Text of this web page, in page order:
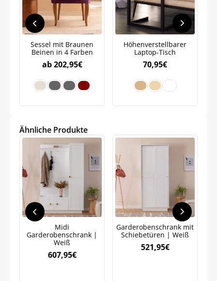
Sessel mit Braunen
Beinen in 4 Farben
ab202,95€
Höhenverstellbarer
Laptop-Tisch
70,95€
Ähnliche Produkte
Midi
Garderobenschrank |
Weiß
607,95€
Garderobenschrank mit
Schiebetüren | Weiß
521,95€
auf Ihre erste Bestellung sichern!
Meinen Code senden
Datenschutzrichtlinie.